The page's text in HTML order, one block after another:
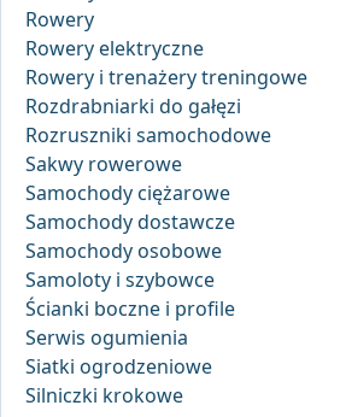
Rowery
Rowery elektryczne
Rowery i trenażery treningowe
Rozdrabniarki do gałęzi
Rozruszniki samochodowe
Sakwy rowerowe
Samochody ciężarowe
Samochody dostawcze
Samochody osobowe
Samoloty i szybowce
Ścianki boczne i profile
Serwis ogumienia
Siatki ogrodzeniowe
Silniczki krokowe